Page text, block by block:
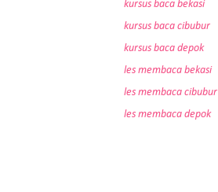
kursus baca bekasi
kursus baca cibubur
kursus baca depok
les membaca bekasi
les membaca cibubur
les membaca depok